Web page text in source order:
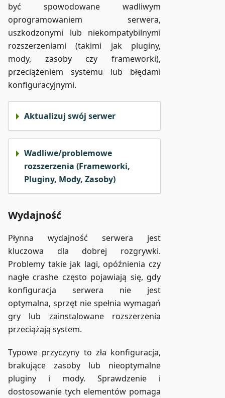
być spowodowane wadliwym
oprogramowaniem serwera,
uszkodzonymi lub niekompatybilnymi
rozszerzeniami (takimi jak pluginy,
mody, zasoby czy frameworki),
przeciążeniem systemu lub błędami
konfiguracyjnymi.
Aktualizuj swój serwer
Wadliwe/problemowe
rozszerzenia (Frameworki,
Pluginy, Mody, Zasoby)
Wydajność
Płynna wydajność serwera jest
kluczowa dla dobrej rozgrywki.
Problemy takie jak lagi, opóźnienia czy
nagłe crashe często pojawiają się, gdy
konfiguracja serwera nie jest
optymalna, sprzęt nie spełnia wymagań
gry lub zainstalowane rozszerzenia
przeciążają system.
Typowe przyczyny to zła konfiguracja,
brakujące zasoby lub nieoptymalne
pluginy i mody. Sprawdzenie i
dostosowanie tych elementów pomaga